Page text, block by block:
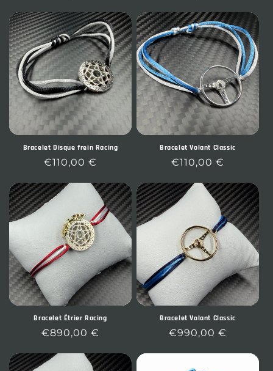
Bracelet Disque frein Racing
Prix
€110,00 €
Bracelet Volant Classic
Prix
€110,00 €
Bracelet Étrier Racing
Prix
€890,00 €
Bracelet Volant Classic
Prix
€990,00 €